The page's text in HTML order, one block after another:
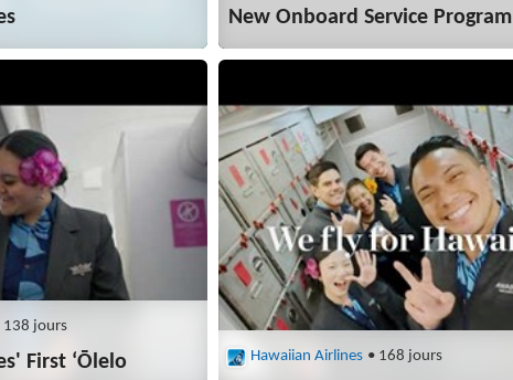
New Onboard Service Program
138 jours
First ʻŌlelo
Hawaiian Airlines • 168 jours